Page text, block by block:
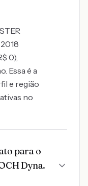
0),
Essa é a
e região
no
para o
Dyna.